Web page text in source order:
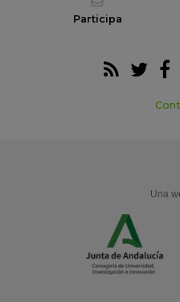
Participa
Una